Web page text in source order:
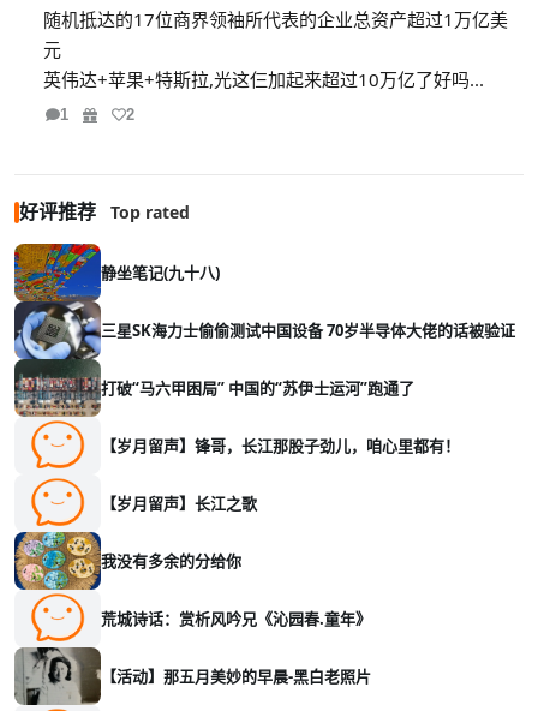
随机抵达的17位商界领袖所代表的企业总资产超过1万亿美
元
英伟达+苹果+特斯拉,光这仨加起来超过10万亿了好吗...
1 2
好评推荐 Top rated
静坐笔记(九十八)
三星SK海力士偷偷测试中国设备 70岁半导体大佬的话被验证
打破“马六甲困局” 中国的“苏伊士运河”跑通了
【岁月留声】锋哥，长江那股子劲儿，咱心里都有！
【岁月留声】长江之歌
我没有多余的分给你
荒城诗话：赏析风吟兄《沁园春.童年》
【活动】那五月美妙的早晨-黑白老照片